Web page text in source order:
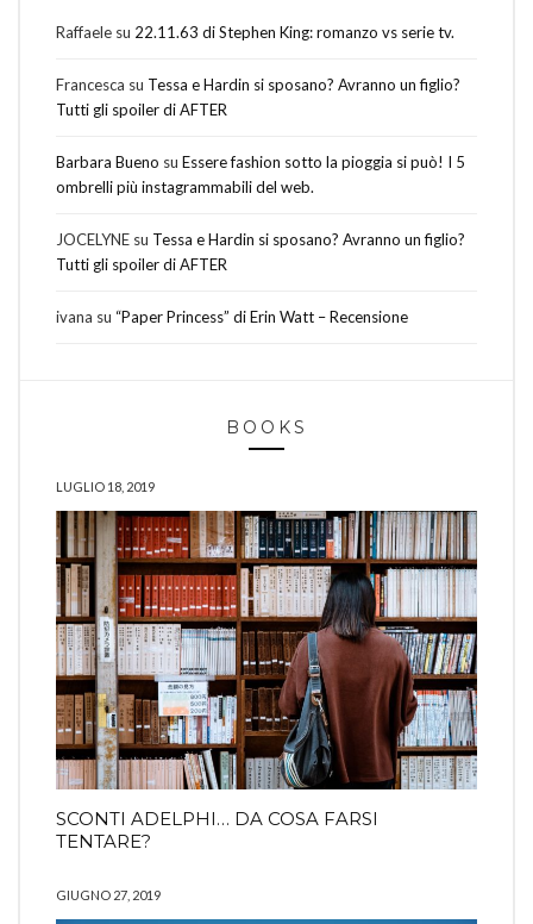
Raffaele su 22.11.63 di Stephen King: romanzo vs serie tv.
Francesca su Tessa e Hardin si sposano? Avranno un figlio?
Tutti gli spoiler di AFTER
Barbara Bueno su Essere fashion sotto la pioggia si può! I 5
ombrelli più instagrammabili del web.
JOCELYNE su Tessa e Hardin si sposano? Avranno un figlio?
Tutti gli spoiler di AFTER
ivana su “Paper Princess” di Erin Watt – Recensione
BOOKS
LUGLIO 18, 2019
SCONTI ADELPHI… DA COSA FARSI
TENTARE?
GIUGNO 27, 2019